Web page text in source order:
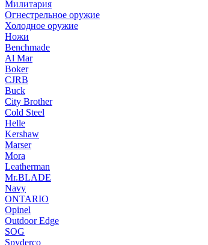
Милитария
Огнестрельное оружие
Холодное оружие
Ножи
Benchmade
Al Mar
Boker
CJRB
Buck
City Brother
Cold Steel
Helle
Kershaw
Marser
Mora
Leatherman
Mr.BLADE
Navy
ONTARIO
Opinel
Outdoor Edge
SOG
Spyderco